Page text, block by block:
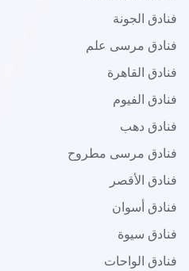
فنادق الجونة
فنادق مرسى علم
فنادق القاهرة
فنادق الفيوم
فنادق دهب
فنادق مرسى مطروح
فنادق الأقصر
فنادق أسوان
فنادق سيوة
فنادق الواحات